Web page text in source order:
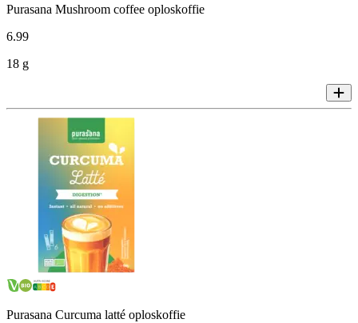
Purasana Mushroom coffee oploskoffie
6.99
18 g
Purasana Curcuma latté oploskoffie